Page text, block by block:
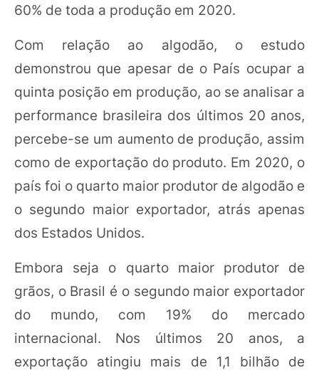
60% de toda a produção em 2020.
Com relação ao algodão, o estudo
demonstrou que apesar de o País ocupar a
quinta posição em produção, ao se analisar a
performance brasileira dos últimos 20 anos,
percebe-se um aumento de produção, assim
como de exportação do produto. Em 2020, o
país foi o quarto maior produtor de algodão e
o segundo maior exportador, atrás apenas
dos Estados Unidos.
Embora seja o quarto maior produtor de
grãos, o Brasil é o segundo maior exportador
do mundo, com 19% do mercado
internacional. Nos últimos 20 anos, a
exportação atingiu mais de 1,1 bilhão de